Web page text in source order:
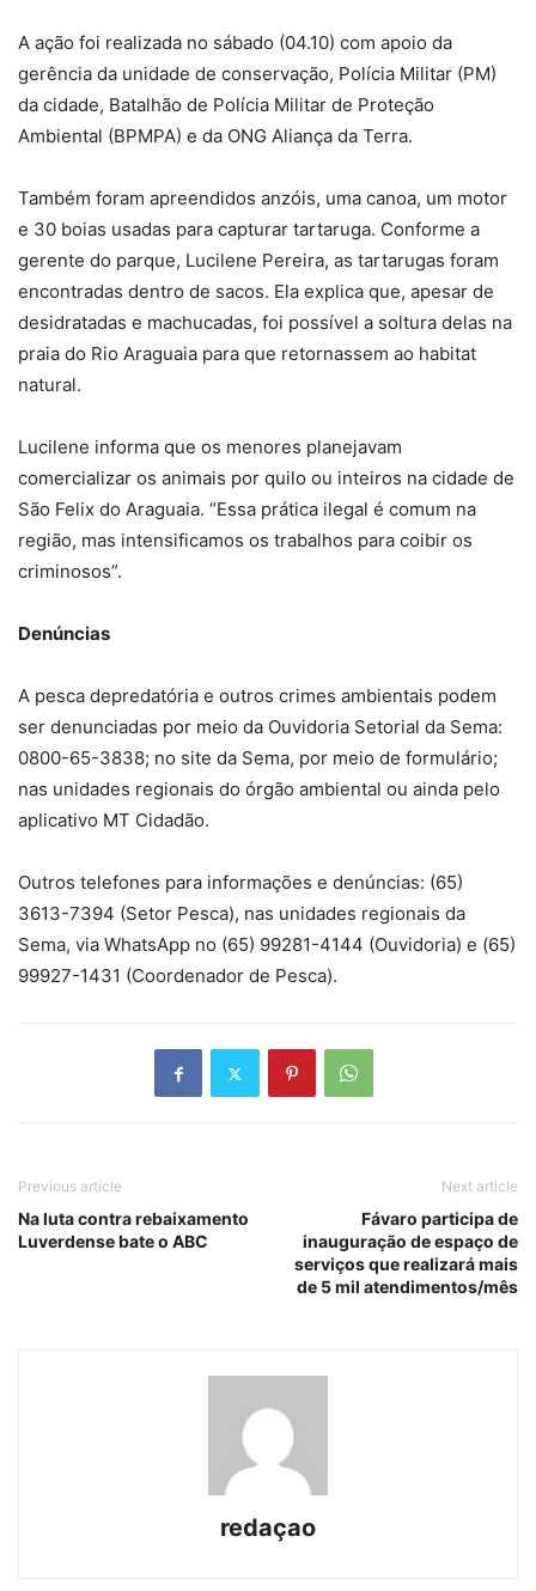
A ação foi realizada no sábado (04.10) com apoio da
gerência da unidade de conservação, Polícia Militar (PM)
da cidade, Batalhão de Polícia Militar de Proteção
Ambiental (BPMPA) e da ONG Aliança da Terra.
Também foram apreendidos anzóis, uma canoa, um motor
e 30 boias usadas para capturar tartaruga. Conforme a
gerente do parque, Lucilene Pereira, as tartarugas foram
encontradas dentro de sacos. Ela explica que, apesar de
desidratadas e machucadas, foi possível a soltura delas na
praia do Rio Araguaia para que retornassem ao habitat
natural.
Lucilene informa que os menores planejavam
comercializar os animais por quilo ou inteiros na cidade de
São Felix do Araguaia. “Essa prática ilegal é comum na
região, mas intensificamos os trabalhos para coibir os
criminosos”.
Denúncias
A pesca depredatória e outros crimes ambientais podem
ser denunciadas por meio da Ouvidoria Setorial da Sema:
0800-65-3838; no site da Sema, por meio de formulário;
nas unidades regionais do órgão ambiental ou ainda pelo
aplicativo MT Cidadão.
Outros telefones para informações e denúncias: (65)
3613-7394 (Setor Pesca), nas unidades regionais da
Sema, via WhatsApp no (65) 99281-4144 (Ouvidoria) e (65)
99927-1431 (Coordenador de Pesca).
Previous article
Na luta contra rebaixamento
Luverdense bate o ABC
Next article
Fávaro participa de
inauguração de espaço de
serviços que realizará mais
de 5 mil atendimentos/mês
redaçao